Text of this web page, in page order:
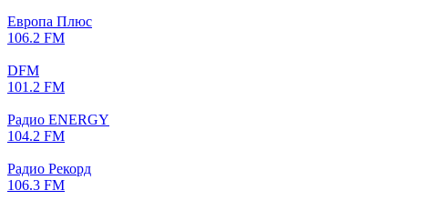
Европа Плюс
106.2 FM
DFM
101.2 FM
Радио ENERGY
104.2 FM
Радио Рекорд
106.3 FM